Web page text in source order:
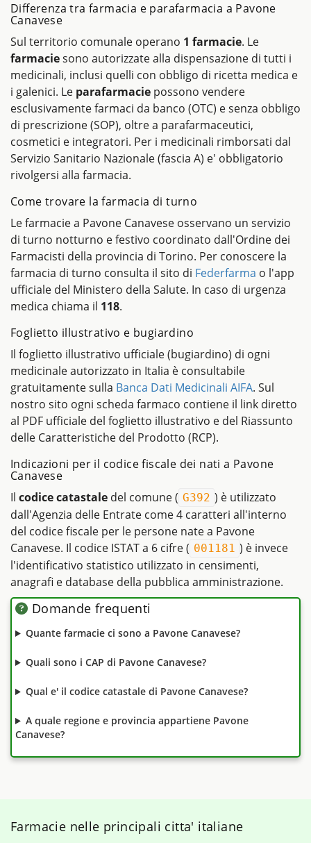
Differenza tra farmacia e parafarmacia a Pavone
Canavese
Sul territorio comunale operano 1 farmacie. Le
farmaciesono autorizzate alla dispensazione di tutti i
medicinali, inclusi quelli con obbligo di ricetta medica e
i galenici. Le parafarmacie possono vendere
esclusivamente farmaci da banco (OTC) e senza obbligo
di prescrizione (SOP), oltre a parafarmaceutici,
cosmetici e integratori. Per i medicinali rimborsati dal
Servizio Sanitario Nazionale (fascia A) e' obbligatorio
rivolgersi alla farmacia.
Come trovare la farmacia di turno
Le farmacie a Pavone Canavese osservano un servizio
di turno notturno e festivo coordinato dall'Ordine dei
Farmacisti della provincia di Torino. Per conoscere la
farmacia di turno consulta il sito di Federfarma o l'app
ufficiale del Ministero della Salute. In caso di urgenza
medica chiama il 118.
Foglietto illustrativo e bugiardino
Il foglietto illustrativo ufficiale (bugiardino) di ogni
medicinale autorizzato in Italia è consultabile
gratuitamente sulla Banca Dati Medicinali AIFA. Sul
nostro sito ogni scheda farmaco contiene il link diretto
al PDF ufficiale del foglietto illustrativo e del Riassunto
delle Caratteristiche del Prodotto (RCP).
Indicazioni per il codice fiscale dei nati a Pavone
Canavese
Il codice catastale del comune ( G392 ) è utilizzato
dall'Agenzia delle Entrate come 4 caratteri all'interno
del codice fiscale per le persone nate a Pavone
Canavese. Il codice ISTAT a 6 cifre ( 001181 ) è invece
l'identificativo statistico utilizzato in censimenti,
anagrafi e database della pubblica amministrazione.
Domande frequenti
Quante farmacie ci sono a Pavone Canavese?
Quali sono i CAP di Pavone Canavese?
Qual e' il codice catastale di Pavone Canavese?
A quale regione e provincia appartiene Pavone
Canavese?
Farmacie nelle principali citta' italiane